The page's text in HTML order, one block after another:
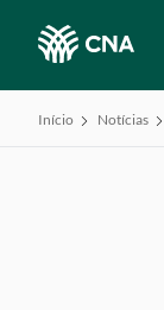
Início Notícias